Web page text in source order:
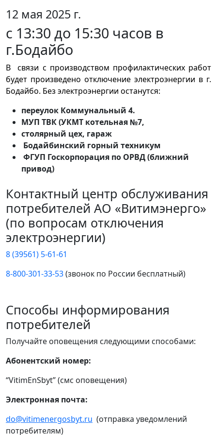
12 мая 2025 г.
с 13:30 до 15:30 часов в
г.Бодайбо
В связи с производством профилактических работ
будет произведено отключение электроэнергии в г.
Бодайбо. Без электроэнергии останутся:
переулок Коммунальный 4.
МУП ТВК (УКМТ котельная №7,
столярный цех, гараж
Бодайбинский горный техникум
ФГУП Госкорпорация по ОРВД (ближний
привод)
Контактный центр обслуживания
потребителей АО «Витимэнерго»
(по вопросам отключения
электроэнергии)
8 (39561) 5-61-61
8-800-301-33-53(звонок по России бесплатный)
Способы информирования
потребителей
Получайте оповещения следующими способами:
Абонентский номер:
“VitimEnSbyt” (смс оповещения)
Электронная почта:
do@vitimenergosbyt.ru (отправка уведомлений
потребителям)